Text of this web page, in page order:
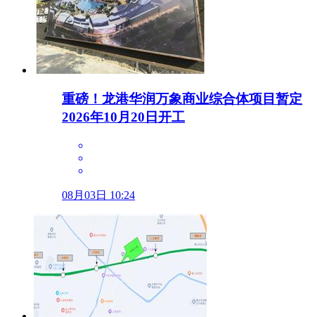
重磅！龙港华润万象商业综合体项目暂定
2026年10月20日开工
08月03日 10:24